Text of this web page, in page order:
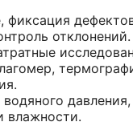
фиксация
отклонений.
влажности.